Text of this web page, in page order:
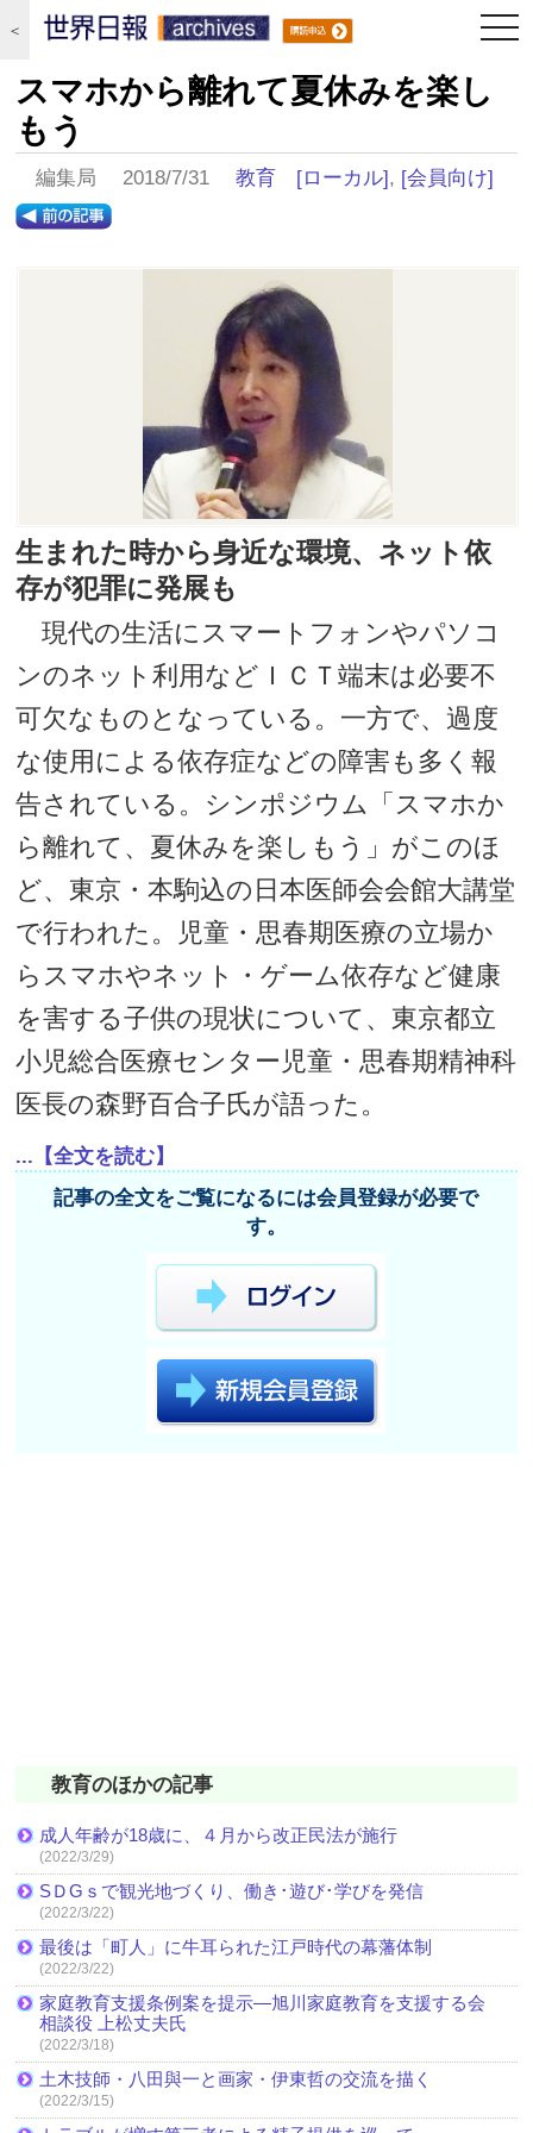
＜
スマホから離れて夏休みを楽し
もう
編集局 2018/7/31教育 [ローカル], [会員向け]
生まれた時から身近な環境、ネット依
存が犯罪に発展も
現代の生活にスマートフォンやパソコ
ンのネット利用などＩＣＴ端末は必要不
可欠なものとなっている。一方で、過度
な使用による依存症などの障害も多く報
告されている。シンポジウム「スマホか
ら離れて、夏休みを楽しもう」がこのほ
ど、東京・本駒込の日本医師会会館大講堂
で行われた。児童・思春期医療の立場か
らスマホやネット・ゲーム依存など健康
を害する子供の現状について、東京都立
小児総合医療センター児童・思春期精神科
医長の森野百合子氏が語った。
...【全文を読む】
記事の全文をご覧になるには会員登録が必要で
す。
教育のほかの記事
成人年齢が18歳に、４月から改正民法が施行
(2022/3/29)
SＤGｓで観光地づくり、働き･遊び･学びを発信
(2022/3/22)
最後は「町人」に牛耳られた江戸時代の幕藩体制
(2022/3/22)
家庭教育支援条例案を提示―旭川家庭教育を支援する会
相談役 上松丈夫氏
(2022/3/18)
土木技師・八田與一と画家・伊東哲の交流を描く
(2022/3/15)